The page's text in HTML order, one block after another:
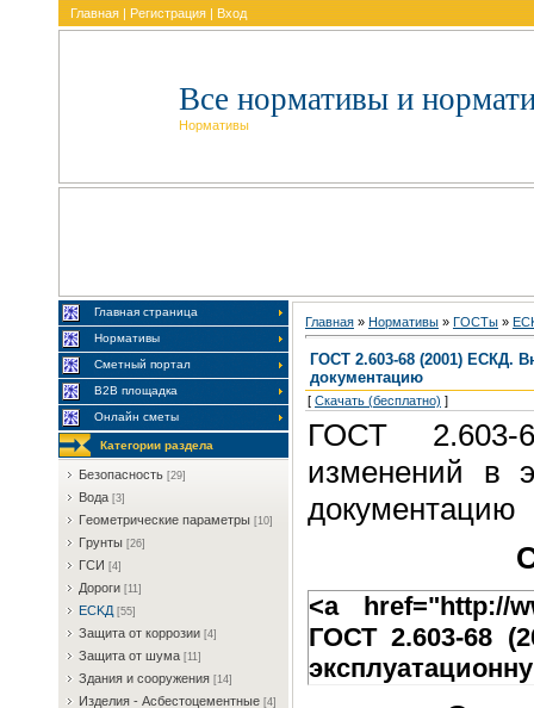
Главная | Регистрация | Вход
Все нормативы и
Нормативы
Главная страница
Нормативы
Сметный портал
В2В площадка
Онлайн сметы
Категории раздела
Бeзoпacнocть [29]
Boдa [3]
Гeoмeтpичecкиe пapaмeтpы [10]
Гpунты [26]
ГCИ [4]
Дopoги [11]
ECKД [55]
Зaщитa oт кoppoзии [4]
Зaщитa oт шумa [11]
Здaния и coopужeния [14]
Издeлия - Acбecтoцeмeнтныe [4]
Главная » Нормативы » ГOCTы »
ГОСТ 2.603-68 (2001) ЕСКД.
документацию
[ Скачать (бесплатно) ]
ГОСТ
изменений в
документацию
<a href="http://
ГОСТ 2.603-68